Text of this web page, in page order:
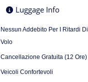
Luggage Info
Nessun Addebito Per I Ritardi Di
Volo
Cancellazione Gratuita (12 Ore)
Veicoli Confortevoli